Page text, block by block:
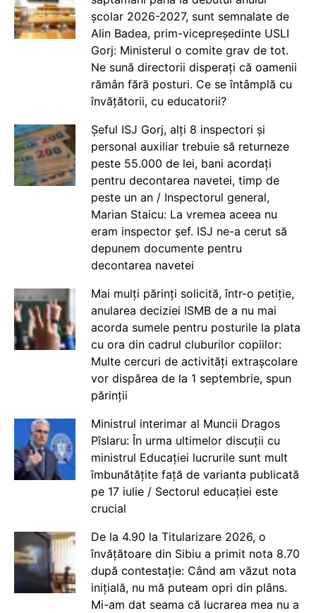
școlar 2026-2027, sunt semnalate de
Alin Badea, prim-vicepreședinte USLI
Gorj: Ministerul o comite grav de tot.
Ne sună directorii disperați că oamenii
rămân fără posturi. Ce se întâmplă cu
învățătorii, cu educatorii?
Șeful ISJ Gorj, alți 8 inspectori și
personal auxiliar trebuie să returneze
peste 55.000 de lei, bani acordați
pentru decontarea navetei, timp de
peste un an / Inspectorul general,
Marian Staicu: La vremea aceea nu
eram inspector șef. ISJ ne-a cerut să
depunem documente pentru
decontarea navetei
Mai mulți părinți solicită, într-o petiție,
anularea deciziei ISMB de a nu mai
acorda sumele pentru posturile la plata
cu ora din cadrul cluburilor copiilor:
Multe cercuri de activități extrașcolare
vor dispărea de la 1 septembrie, spun
părinții
Ministrul interimar al Muncii Dragos
Pîslaru: În urma ultimelor discuții cu
ministrul Educației lucrurile sunt mult
îmbunătățite față de varianta publicată
pe 17 iulie / Sectorul educației este
crucial
De la 4.90 la Titularizare 2026, o
învățătoare din Sibiu a primit nota 8.70
după contestație: Când am văzut nota
inițială, nu mă puteam opri din plâns.
Mi-am dat seama că lucrarea mea nu a